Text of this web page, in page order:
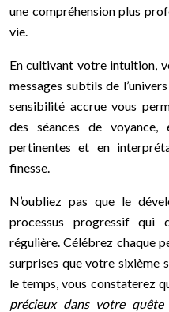
une compréhension plus
vie.
En cultivant votre intuition,
messages subtils de
sensibilité accrue vous
des séances de
pertinentes et en
finesse.
N’oubliez pas que le
processus progressif qui
régulière. Célébrez chaque
surprises que votre sixième
le temps, vous constaterez
précieux dans votre quête